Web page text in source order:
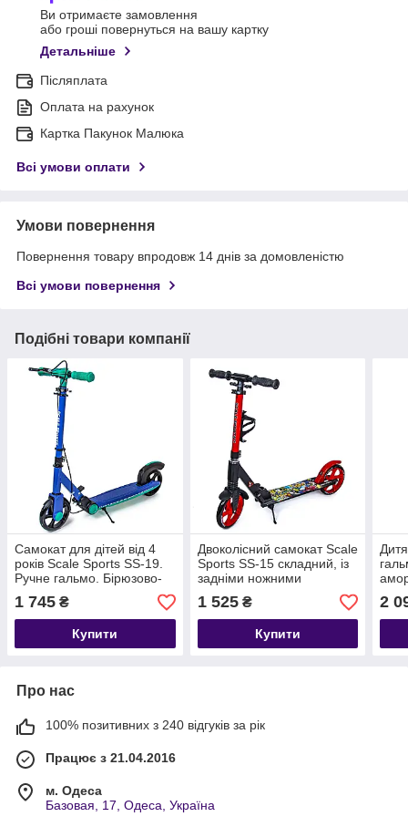
Ви отримаєте замовлення
або гроші повернуться на вашу картку
Детальніше
Післяплата
Оплата на рахунок
Картка Пакунок Малюка
Всі умови оплати
Умови повернення
Повернення товару впродовж 14 днів за домовленістю
Всі умови повернення
Подібні товари компанії
Самокат для дітей від 4
років Scale Sports SS-19.
Ручне гальмо. Бірюзово-
1 745 ₴
Купити
Двоколісний самокат Scale
Sports SS-15 складний, із
задніми ножними
червоний
1 525₴
Купити
2
Про нас
100% позитивних з 240 відгуків за рік
Працює з 21.04.2016
м. Одеса
Базовая, 17, Одеса, Україна